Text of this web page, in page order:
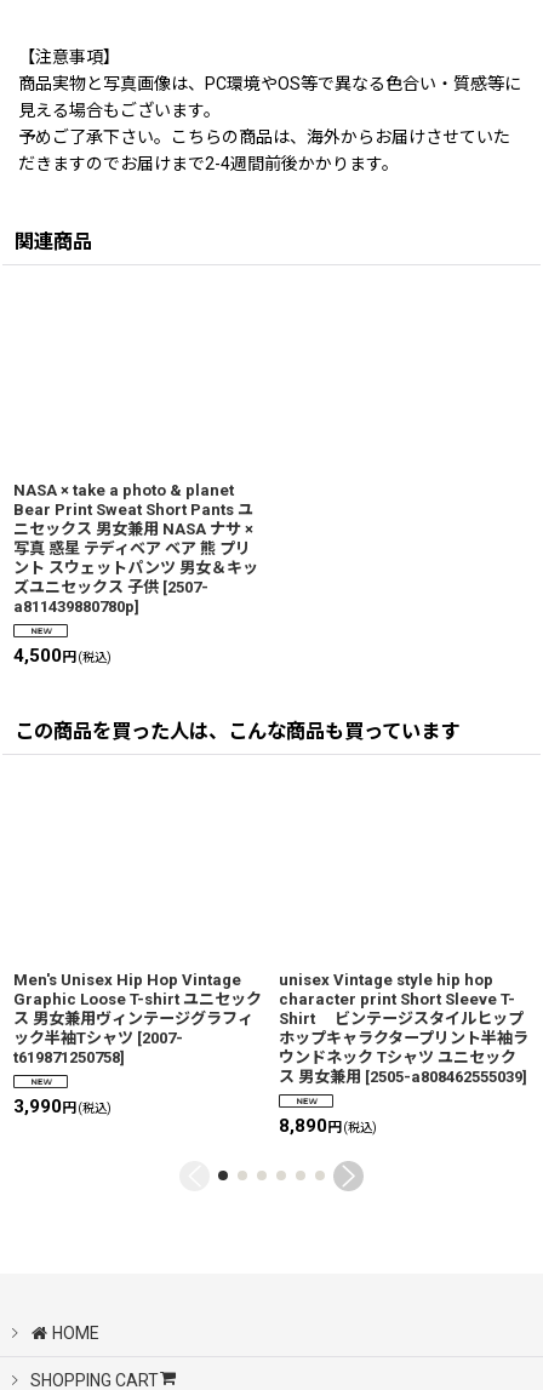
【注意事項】
商品実物と写真画像は、PC環境やOS等で異なる色合い・質感等に
見える場合もございます。
予めご了承下さい。こちらの商品は、海外からお届けさせていた
だきますのでお届けまで2-4週間前後かかります。
関連商品
NASA × take a photo & planet
Bear Print Sweat Short Pants ユ
ニセックス 男女兼用 NASA ナサ ×
写真 惑星 テディベア ベア 熊 プリ
ント スウェットパンツ 男女＆キッ
ズユニセックス 子供 [2507-
a811439880780p]
4,500円 (税込)
この商品を買った人は、こんな商品も買っています
Men's Unisex Hip Hop Vintage
Graphic Loose T-shirt ユニセック
ス 男女兼用ヴィンテージグラフィ
ック半袖Tシャツ [2007-
t619871250758]
3,990円 (税込)
unisex Vintage style hip hop
character print Short Sleeve T-
Shirt ビンテージスタイルヒップ
ホップキャラクタープリント半袖ラ
ウンドネック Tシャツ ユニセック
ス 男女兼用 [2505-a808462555039]
8,890円 (税込)
HOME
SHOPPING CART